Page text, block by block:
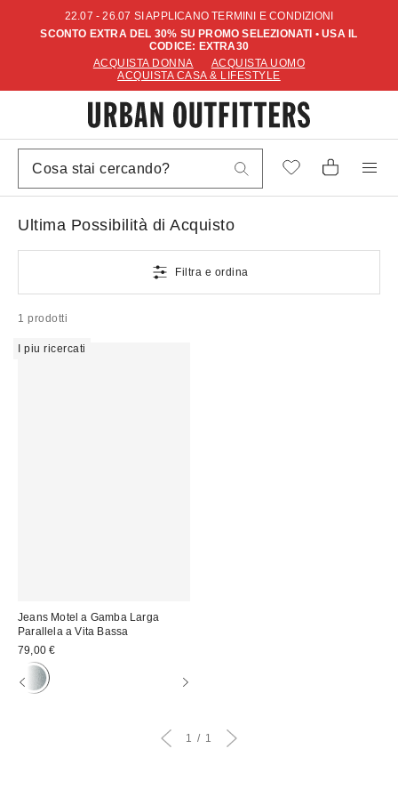
22.07 - 26.07 SI APPLICANO TERMINI E CONDIZIONI
SCONTO EXTRA DEL 30% SU PROMO SELEZIONATI • USA IL
CODICE: EXTRA30
ACQUISTA DONNA
ACQUISTA UOMO
ACQUISTA CASA & LIFESTYLE
Ultima Possibilità di Acquisto
Filtra e ordina
1 prodotti
I piu ricercati
Jeans Motel a Gamba Larga
Parallela a Vita Bassa
79,00 €
1 1